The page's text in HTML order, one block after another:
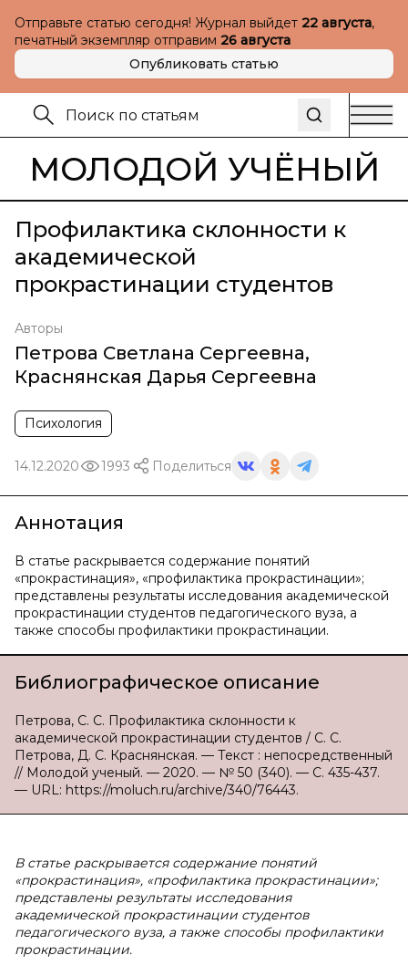
Отправьте статью сегодня! Журнал выйдет 22 августа,
печатный экземпляр отправим 26 августа
Опубликовать статью
МОЛОДОЙ УЧЁНЫЙ
Профилактика склонности к
академической
прокрастинации студентов
Авторы
Петрова Светлана Сергеевна,
Краснянская Дарья Сергеевна
Психология
14.12.2020 1993 Поделиться
Аннотация
В статье раскрывается содержание понятий
«прокрастинация», «профилактика прокрастинации»;
представлены результаты исследования академической
прокрастинации студентов педагогического вуза, а
также способы профилактики прокрастинации.
Библиографическое описание
Петрова, С. С. Профилактика склонности к
академической прокрастинации студентов / С. С.
Петрова, Д. С. Краснянская. — Текст : непосредственный
// Молодой ученый. — 2020. — № 50 (340). — С. 435-437.
— URL: https://moluch.ru/archive/340/76443.
В статье раскрывается содержание понятий
«прокрастинация», «профилактика прокрастинации»;
представлены результаты исследования
академической прокрастинации студентов
педагогического вуза, а также способы профилактики
прокрастинации.